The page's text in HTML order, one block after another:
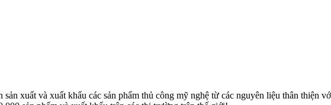
xuất và xuất khẩu các sản phẩm thủ công mỹ nghệ từ các nguyên liệu thân thiện